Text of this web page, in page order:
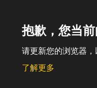
抱歉，您当
请更新您的浏览器，
了解更多